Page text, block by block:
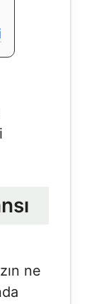
ne